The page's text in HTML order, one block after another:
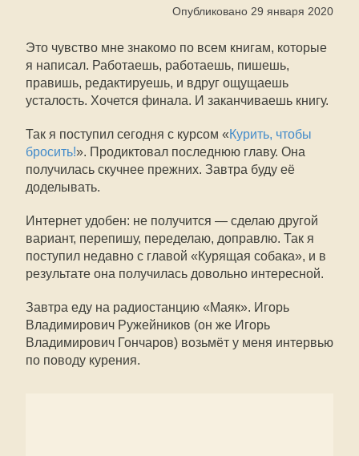
Опубликовано 29 января 2020
Это чувство мне знакомо по всем книгам, которые
я написал. Работаешь, работаешь, пишешь,
правишь, редактируешь, и вдруг ощущаешь
усталость. Хочется финала. И заканчиваешь книгу.
Так я поступил сегодня с курсом «Курить, чтобы
бросить!». Продиктовал последнюю главу. Она
получилась скучнее прежних. Завтра буду её
доделывать.
Интернет удобен: не получится — сделаю другой
вариант, перепишу, переделаю, доправлю. Так я
поступил недавно с главой «Курящая собака», и в
результате она получилась довольно интересной.
Завтра еду на радиостанцию «Маяк». Игорь
Владимирович Ружейников (он же Игорь
Владимирович Гончаров) возьмёт у меня интервью
по поводу курения.